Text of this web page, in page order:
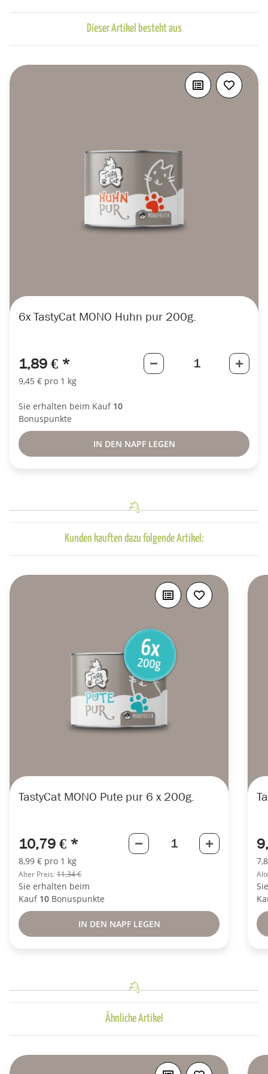
Dieser Artikel besteht aus
6xTastyCat MONO Huhn pur 200g.
1,89 € *
9,45 € pro 1 kg
Sie erhalten beim Kauf 10
Bonuspunkte
IN DEN NAPF LEGEN
Kunden kauften dazu folgende Artikel:
TastyCat MONO Pute pur 6 x 200g.
10,79 € *
8,99 € pro 1 kg
Alter Preis:11,34 €
Sie erhalten beim
Kauf 10 Bonuspunkte
IN DEN NAPF LEGEN
Ähnliche Artikel